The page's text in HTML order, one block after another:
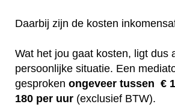
Daarbij zijn de kosten
Wat het jou gaat kosten, ligt dus
persoonlijke situatie. Een
gesproken ongeveer tussen €
180 per uur (exclusief BTW).